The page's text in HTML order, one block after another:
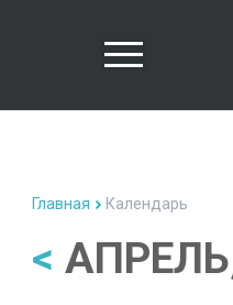
Главная Календарь
<